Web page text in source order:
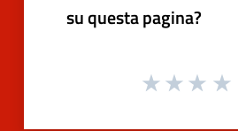
su questa pagina?